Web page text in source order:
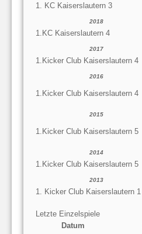
1. KC Kaiserslautern 3
2018
1.KC Kaiserslautern 4
2017
1.Kicker Club Kaiserslautern 4
2016
1.Kicker Club Kaiserslautern 4
2015
1.Kicker Club Kaiserslautern 5
2014
1.Kicker Club Kaiserslautern 5
2013
1. Kicker Club Kaiserslautern 1
Letzte Einzelspiele
Datum